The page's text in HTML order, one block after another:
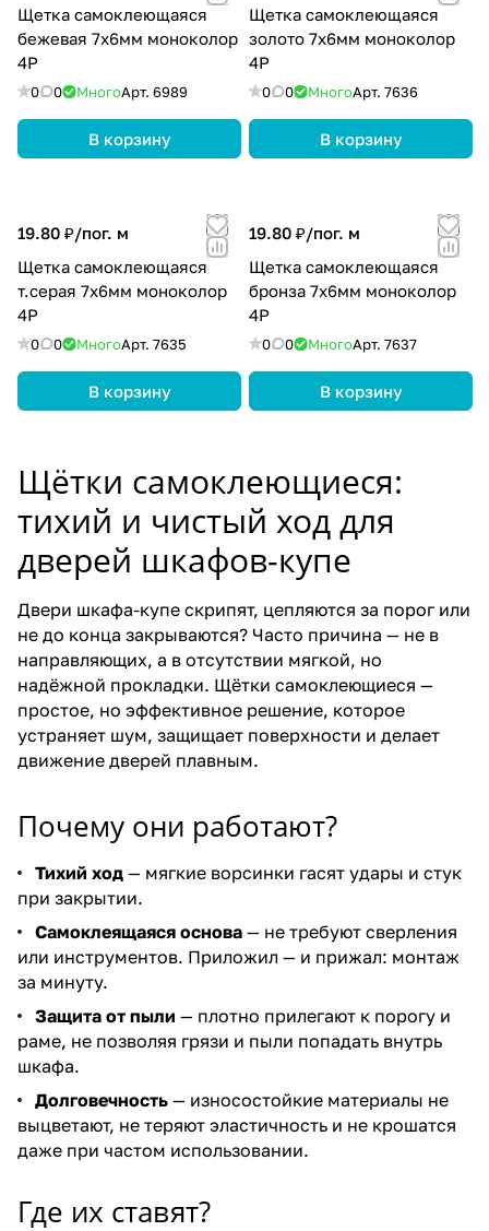
Щетка самоклеющаяся
бежевая 7х6мм моноколор
4Р
0 0 МногоАрт. 6989
В корзину
Щетка самоклеющаяся
золото 7х6мм моноколор
4Р
0 0 МногоАрт. 7636
В корзину
19.80 ₽/пог. м
Щетка самоклеющаяся
т.серая 7х6мм моноколор
4Р
0 0 МногоАрт. 7635
В корзину
19.80 ₽/пог. м
Щетка самоклеющаяся
бронза 7х6мм моноколор
4Р
0 0 МногоАрт. 7637
В корзину
Щётки самоклеющиеся:
тихий и чистый ход для
дверей шкафов-купе
Двери шкафа-купе скрипят, цепляются за порог или
не до конца закрываются? Часто причина — не в
направляющих, а в отсутствии мягкой, но
надёжной прокладки. Щётки самоклеющиеся —
простое, но эффективное решение, которое
устраняет шум, защищает поверхности и делает
движение дверей плавным.
Почему они работают?
Тихий ход — мягкие ворсинки гасят удары и стук
при закрытии.
Самоклеящаяся основа — не требуют сверления
или инструментов. Приложил — и прижал: монтаж
за минуту.
Защита от пыли — плотно прилегают к порогу и
раме, не позволяя грязи и пыли попадать внутрь
шкафа.
Долговечность — износостойкие материалы не
выцветают, не теряют эластичность и не крошатся
даже при частом использовании.
Где их ставят?